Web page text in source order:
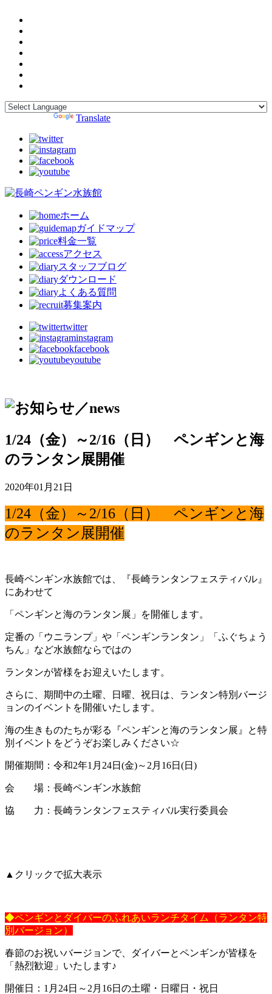
Translate
ホーム
ガイドマップ
料金一覧
アクセス
スタッフブログ
ダウンロード
よくある質問
募集案内
twitter
instagram
facebook
youtube
1/24（金）～2/16（日） ペンギンと海
のランタン展開催
2020年01月21日
1/24（金）～2/16（日） ペンギンと海
のランタン展開催
長崎ペンギン水族館では、『長崎ランタンフェスティバル』
にあわせて
「ペンギンと海のランタン展」を開催します。
定番の「ウニランプ」や「ペンギンランタン」「ふぐちょう
ちん」など水族館ならではの
ランタンが皆様をお迎えいたします。
さらに、期間中の土曜、日曜、祝日は、ランタン特別バージ
ョンのイベントを開催いたします。
海の生きものたちが彩る『ペンギンと海のランタン展』と特
別イベントをどうぞお楽しみください☆
開催期間：令和2年1月24日(金)～2月16日(日)
会 場：長崎ペンギン水族館
協 力：長崎ランタンフェスティバル実行委員会
▲クリックで拡大表示
◆ペンギンとダイバーのふれあいランチタイム（ランタン特
別バージョン）
春節のお祝いバージョンで、ダイバーとペンギンが皆様を
「熱烈歓迎」いたします♪
開催日：1月24日～2月16日の土曜・日曜日・祝日